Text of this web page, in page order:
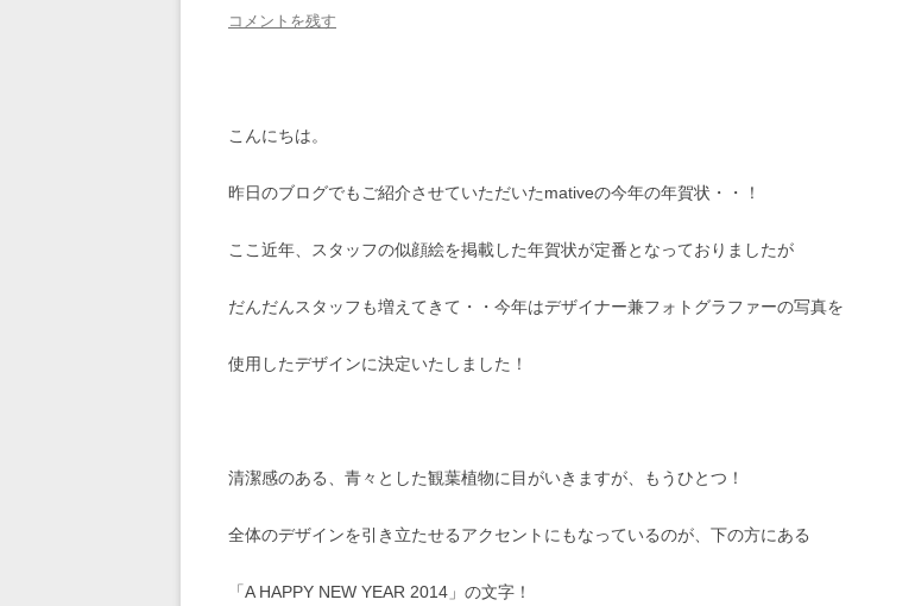
コメントを残す
こんにちは。
昨日のブログでもご紹介させていただいたmativeの今年の年賀状・・！
ここ近年、スタッフの似顔絵を掲載した年賀状が定番となっておりましたが
だんだんスタッフも増えてきて・・今年はデザイナー兼フォトグラファーの写真を
使用したデザインに決定いたしました！
清潔感のある、青々とした観葉植物に目がいきますが、もうひとつ！
全体のデザインを引き立たせるアクセントにもなっているのが、下の方にある
「A HAPPY NEW YEAR 2014」の文字！